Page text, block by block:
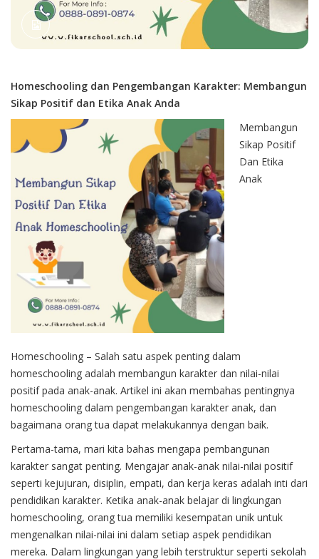
Homeschooling dan Pengembangan Karakter: Membangun
Sikap Positif dan Etika Anak Anda
Membangun
Sikap Positif
Dan Etika
Anak
Homeschooling – Salah satu aspek penting dalam
homeschooling adalah membangun karakter dan nilai-nilai
positif pada anak-anak. Artikel ini akan membahas pentingnya
homeschooling dalam pengembangan karakter anak, dan
bagaimana orang tua dapat melakukannya dengan baik.
Pertama-tama, mari kita bahas mengapa pembangunan
karakter sangat penting. Mengajar anak-anak nilai-nilai positif
seperti kejujuran, disiplin, empati, dan kerja keras adalah inti dari
pendidikan karakter. Ketika anak-anak belajar di lingkungan
homeschooling, orang tua memiliki kesempatan unik untuk
mengenalkan nilai-nilai ini dalam setiap aspek pendidikan
mereka. Dalam lingkungan yang lebih terstruktur seperti sekolah